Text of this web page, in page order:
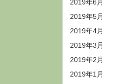
2019年6月
2019年5月
2019年4月
2019年3月
2019年2月
2019年1月